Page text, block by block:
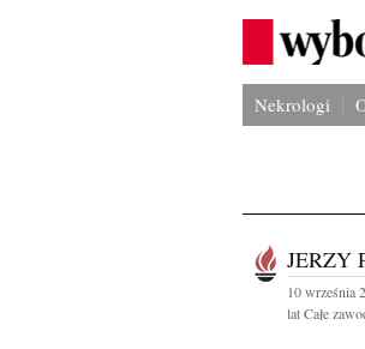
Nekrologi
JERZY
10 września
lat Całe